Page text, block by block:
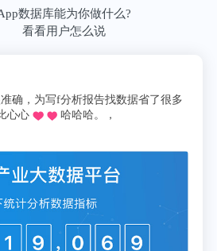
兴业银行年报披露，这得益于
，“安愉人生”养老金融服务体
数据库能为你做什么?
看看用户怎么说
确，为写f分析报告找数据省了很多
心心
哈哈哈。，